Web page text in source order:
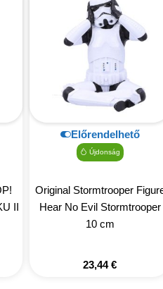
II
Előrendelhető
Újdonság
Original Stormtrooper
Hear No Evil Stormtrooper
10 cm
23,44€